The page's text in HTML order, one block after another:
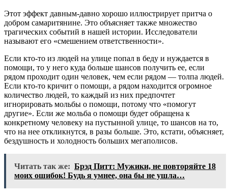
Этот эффект давным-давно хорошо иллюстрирует притча о
добром самаритянине. Это объясняет также множество
трагических событий в нашей истории. Исследователи
называют его «смешением ответственности».
Если кто-то из людей на улице попал в беду и нуждается в
помощи, то у него куда больше шансов получить ее, если
рядом проходит один человек, чем если рядом — толпа людей.
Если кто-то кричит о помощи, а рядом находится огромное
количество людей, то каждый из них предпочтет
игнорировать мольбы о помощи, потому что «помогут
другие». Если же мольба о помощи будет обращена к
конкретному человеку на пустынной улице, то шансов на то,
что на нее откликнутся, в разы больше. Это, кстати, объясняет,
бездушность и холодность больших мегаполисов.
Читать так же: Брэд Питт: Мужики, не повторяйте 18
моих ошибок! Будь я умнее, она бы не ушла…